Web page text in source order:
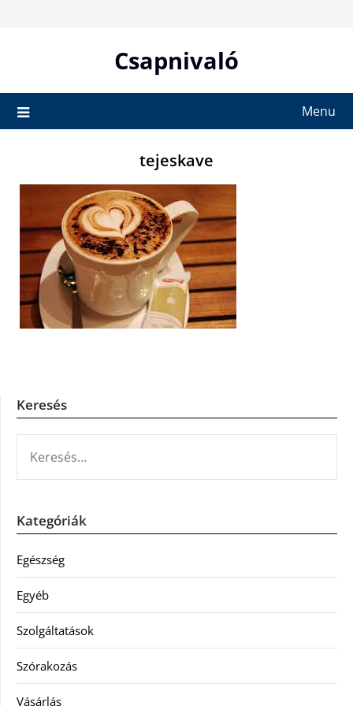
Csapnivaló
Menu
tejeskave
Keresés
Kategóriák
Egészség
Egyéb
Szolgáltatások
Szórakozás
Vásárlás